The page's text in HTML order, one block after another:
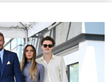
y renueva a Vinícius
y la Conmebol
Real Madrid vale 160 millones
Venezuela un preso político de